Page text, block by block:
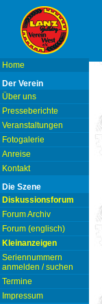
Home
Der Verein
Über uns
Presseberichte
Veranstaltungen
Fotogalerie
Anreise
Kontakt
Die Szene
Diskussionsforum
Forum Archiv
Forum (englisch)
Kleinanzeigen
Seriennummern
anmelden / suchen
Termine
Impressum